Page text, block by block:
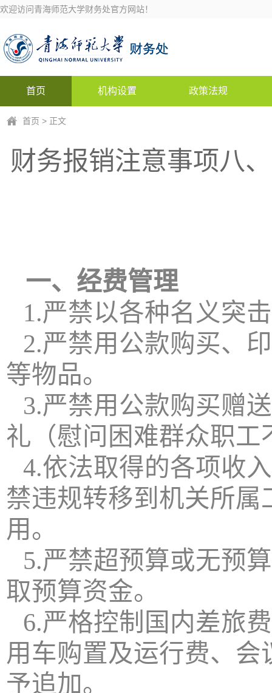
欢迎访问青海师范大学财务处官方网站！
首页 机构设置 政策法规
首页 > 正文
财务报销注意事项八
一、经费管理
1.严禁以各种名义突
2.严禁用公款购买、
等物品。
3.严禁用公款购买赠
礼（慰问困难群众职工
4.依法取得的各项收
禁违规转移到机关所
用。
5.严禁超预算或无预
取预算资金。
6.严格控制国内差旅
用车购置及运行费、
予追加。